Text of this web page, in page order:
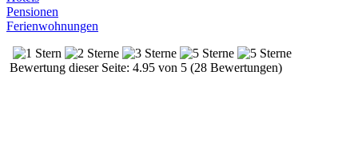
Pensionen
Ferienwohnungen
Bewertung dieser Seite: 4.95 von 5 (28 Bewertungen)